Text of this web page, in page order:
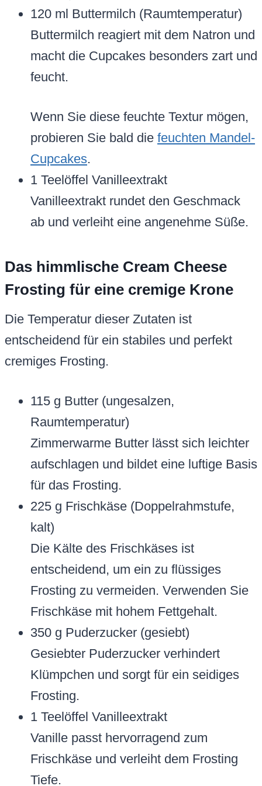
120 ml Buttermilch (Raumtemperatur)
Buttermilch reagiert mit dem Natron und
macht die Cupcakes besonders zart und
feucht.
Wenn Sie diese feuchte Textur mögen,
probieren Sie bald die feuchten Mandel-
Cupcakes.
1 Teelöffel Vanilleextrakt
Vanilleextrakt rundet den Geschmack
ab und verleiht eine angenehme Süße.
Das himmlische Cream Cheese
Frosting für eine cremige Krone
Die Temperatur dieser Zutaten ist
entscheidend für ein stabiles und perfekt
cremiges Frosting.
115 g Butter (ungesalzen,
Raumtemperatur)
Zimmerwarme Butter lässt sich leichter
aufschlagen und bildet eine luftige Basis
für das Frosting.
225 g Frischkäse (Doppelrahmstufe,
kalt)
Die Kälte des Frischkäses ist
entscheidend, um ein zu flüssiges
Frosting zu vermeiden. Verwenden Sie
Frischkäse mit hohem Fettgehalt.
350 g Puderzucker (gesiebt)
Gesiebter Puderzucker verhindert
Klümpchen und sorgt für ein seidiges
Frosting.
1 Teelöffel Vanilleextrakt
Vanille passt hervorragend zum
Frischkäse und verleiht dem Frosting
Tiefe.